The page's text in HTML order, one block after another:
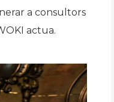
a consultors
actua.